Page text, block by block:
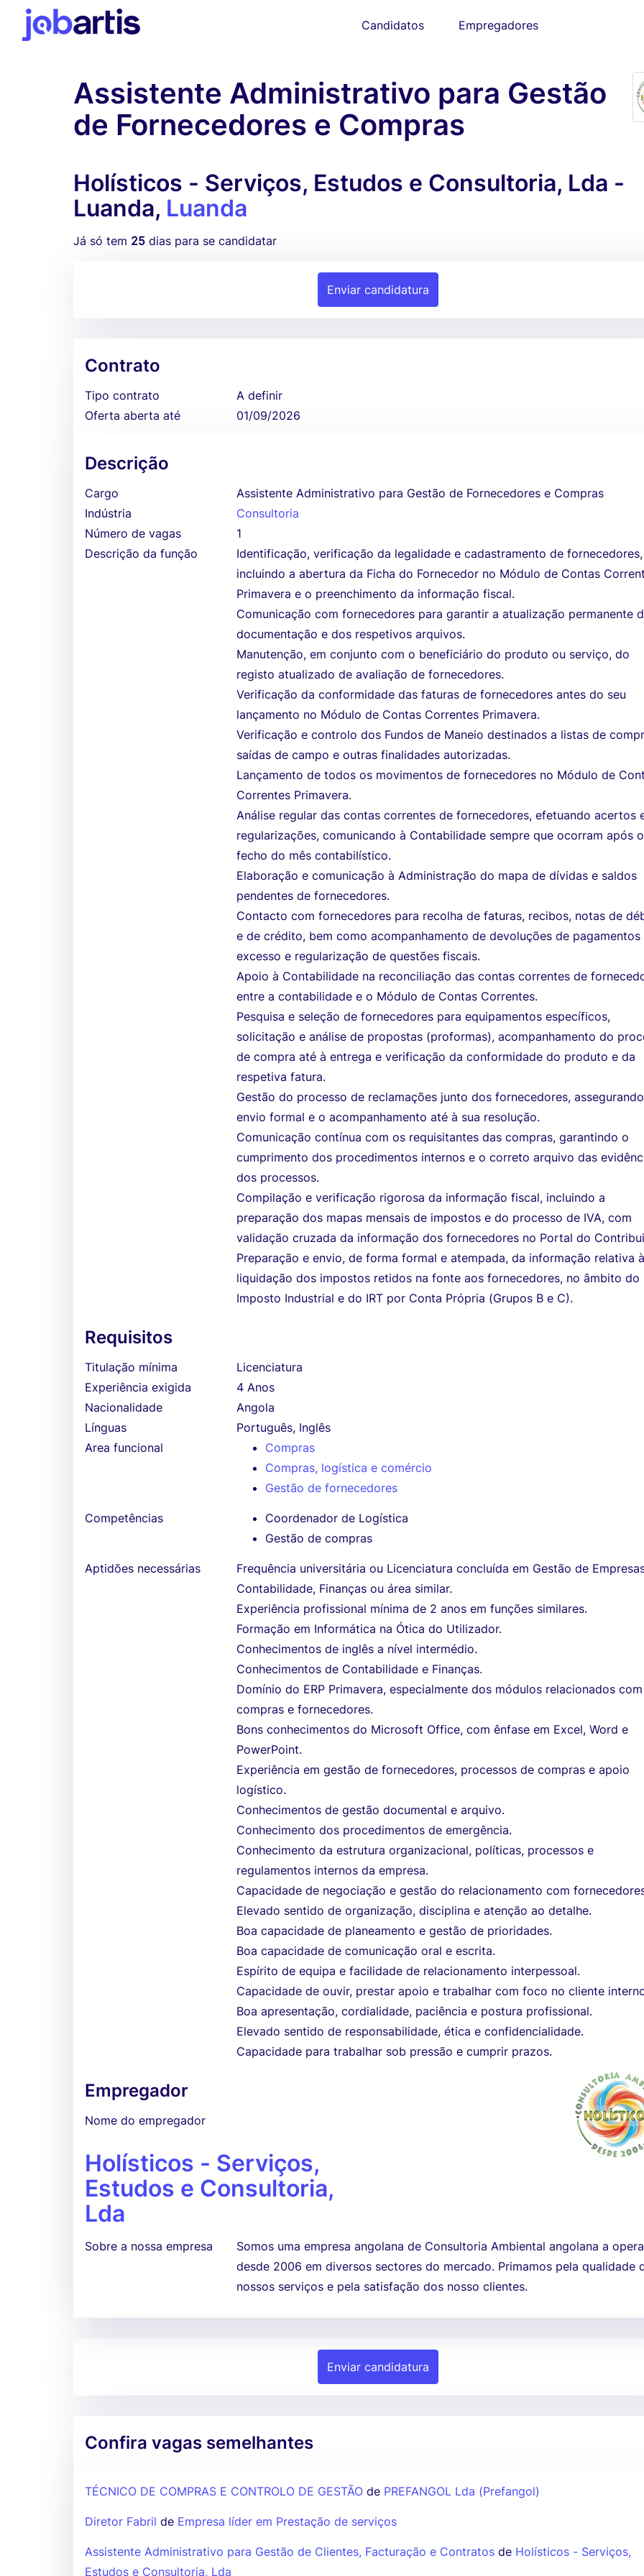
Candidatos Empregadores
Assistente Administrativo para Gestão
de Fornecedores e Compras
Holísticos - Serviços, Estudos e Consultoria, Lda -
Luanda, Luanda
Já só tem 25 dias para se candidatar
Enviar candidatura
Contrato
Tipo contrato
A definir
Oferta aberta até
01/09/2026
Descrição
Cargo
Assistente Administrativo para Gestão de Fornecedores e Compras
Indústria
Consultoria
Número de vagas
1
Descrição da função
Identificação, verificação da legalidade e cadastramento de fornecedores,
incluindo a abertura da Ficha do Fornecedor no Módulo de Contas
Primavera e o preenchimento da informação fiscal.
Comunicação com fornecedores para garantir a atualização permanente
documentação e dos respetivos arquivos.
Manutenção, em conjunto com o beneficiário do produto ou serviço, do
registo atualizado de avaliação de fornecedores.
Verificação da conformidade das faturas de fornecedores antes do seu
lançamento no Módulo de Contas Correntes Primavera.
Verificação e controlo dos Fundos de Maneio destinados a listas de
saídas de campo e outras finalidades autorizadas.
Lançamento de todos os movimentos de fornecedores no Módulo de
Correntes Primavera.
Análise regular das contas correntes de fornecedores, efetuando acertos
regularizações, comunicando à Contabilidade sempre que ocorram após o
fecho do mês contabilístico.
Elaboração e comunicação à Administração do mapa de dívidas e saldos
pendentes de fornecedores.
Contacto com fornecedores para recolha de faturas, recibos, notas de
e de crédito, bem como acompanhamento de devoluções de pagamentos
excesso e regularização de questões fiscais.
Apoio à Contabilidade na reconciliação das contas correntes de
entre a contabilidade e o Módulo de Contas Correntes.
Pesquisa e seleção de fornecedores para equipamentos específicos,
solicitação e análise de propostas (proformas), acompanhamento do
de compra até à entrega e verificação da conformidade do produto e da
respetiva fatura.
Gestão do processo de reclamações junto dos fornecedores,
envio formal e o acompanhamento até à sua resolução.
Comunicação contínua com os requisitantes das compras, garantindo o
cumprimento dos procedimentos internos e o correto arquivo das
dos processos.
Compilação e verificação rigorosa da informação fiscal, incluindo a
preparação dos mapas mensais de impostos e do processo de IVA, com
validação cruzada da informação dos fornecedores no Portal do
Preparação e envio, de forma formal e atempada, da informação relativa
liquidação dos impostos retidos na fonte aos fornecedores, no âmbito do
Imposto Industrial e do IRT por Conta Própria (Grupos B e C).
Requisitos
Titulação mínima
Licenciatura
Experiência exigida
4 Anos
Nacionalidade
Angola
Línguas
Português, Inglês
Area funcional
Compras
Compras, logística e comércio
Gestão de fornecedores
Competências
Coordenador de Logística
Gestão de compras
Aptidões necessárias
Frequência universitária ou Licenciatura concluída em Gestão de
Contabilidade, Finanças ou área similar.
Experiência profissional mínima de 2 anos em funções similares.
Formação em Informática na Ótica do Utilizador.
Conhecimentos de inglês a nível intermédio.
Conhecimentos de Contabilidade e Finanças.
Domínio do ERP Primavera, especialmente dos módulos relacionados com
compras e fornecedores.
Bons conhecimentos do Microsoft Office, com ênfase em Excel, Word e
PowerPoint.
Experiência em gestão de fornecedores, processos de compras e apoio
logístico.
Conhecimentos de gestão documental e arquivo.
Conhecimento dos procedimentos de emergência.
Conhecimento da estrutura organizacional, políticas, processos e
regulamentos internos da empresa.
Capacidade de negociação e gestão do relacionamento com
Elevado sentido de organização, disciplina e atenção ao detalhe.
Boa capacidade de planeamento e gestão de prioridades.
Boa capacidade de comunicação oral e escrita.
Espírito de equipa e facilidade de relacionamento interpessoal.
Capacidade de ouvir, prestar apoio e trabalhar com foco no cliente
Boa apresentação, cordialidade, paciência e postura profissional.
Elevado sentido de responsabilidade, ética e confidencialidade.
Capacidade para trabalhar sob pressão e cumprir prazos.
Empregador
Nome do empregador
Holísticos - Serviços,
Estudos e Consultoria,
Lda
Sobre a nossa empresa
Somos uma empresa angolana de Consultoria Ambiental angolana a
desde 2006 em diversos sectores do mercado. Primamos pela qualidade
nossos serviços e pela satisfação dos nosso clientes.
Enviar candidatura
Confira vagas semelhantes
TÉCNICO DE COMPRAS E CONTROLO DE GESTÃO de PREFANGOL Lda (Prefangol)
Diretor Fabril de Empresa líder em Prestação de serviços
Assistente Administrativo para Gestão de Clientes, Facturação e Contratos de Holísticos - Serviços,
Estudos e Consultoria, Lda